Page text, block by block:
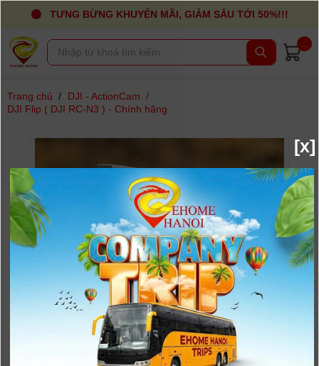
TƯNG BỪNG KHUYẾN MÃI, GIẢM SÂU TỚI 50%!!!
Trang chủ / DJI - ActionCam /
DJI Flip ( DJI RC-N3 ) - Chính hãng
[x]